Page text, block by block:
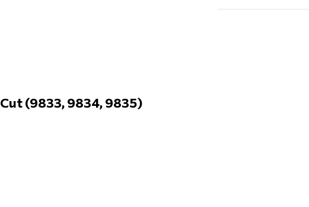
(9833, 9834, 9835)